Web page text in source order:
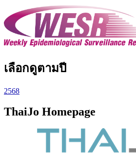
เลือกดูตามปี
2568
ThaiJo Homepage